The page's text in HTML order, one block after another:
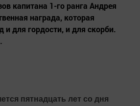
капитана 1-го ранга Андрея
награда, которая
и для гордости, и для скорби.
пятнадцать лет со дня